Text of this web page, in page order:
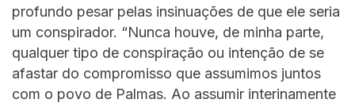
profundo pesar pelas insinuações de que ele seria
um conspirador. “Nunca houve, de minha parte,
qualquer tipo de conspiração ou intenção de se
afastar do compromisso que assumimos juntos
com o povo de Palmas. Ao assumir interinamente